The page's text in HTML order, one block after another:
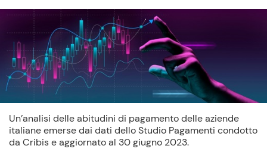
Un’analisi delle abitudini di pagamento delle aziende
italiane emerse dai dati dello Studio Pagamenti condotto
da Cribis e aggiornato al 30 giugno 2023.